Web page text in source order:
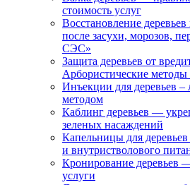
стоимость услуг
Восстановление
после засухи, морозов,
СЭС»
Защита деревьев от
Арбористические
Инъекции для деревьев
методом
Каблинг деревьев —
зеленых насаждений
Капельницы для
и внутристволового
Кронирование деревьев
услуги